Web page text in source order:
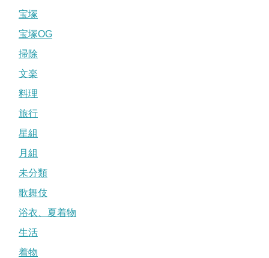
宝塚
宝塚OG
掃除
文楽
料理
旅行
星組
月組
未分類
歌舞伎
浴衣、夏着物
生活
着物